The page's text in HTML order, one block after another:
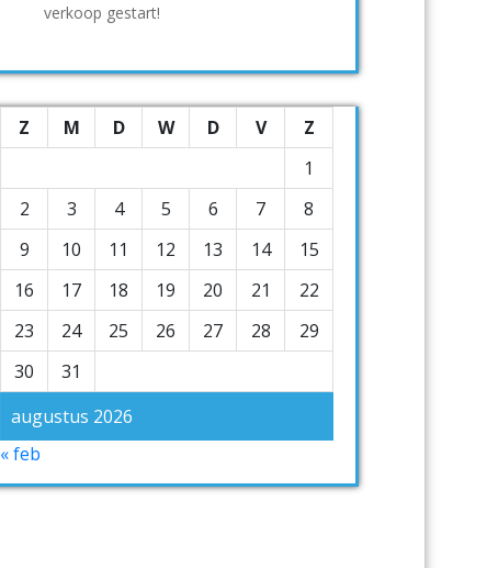
verkoop gestart!
augustus 2026
Z M D W D V
Z
1
2
3 4 5 6 7
8
9
10 11 12 13 14
15
16
17 18 19 20 21
22
23
24 25 26 27 28
29
30
31
« feb